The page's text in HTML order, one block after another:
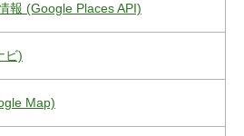
報 (Google Places API)
ビ)
Map)